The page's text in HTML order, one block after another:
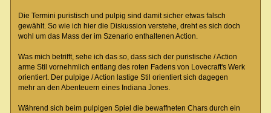
Die Termini puristisch und pulpig sind damit sicher etwas falsch
gewählt. So wie ich hier die Diskussion verstehe, dreht es sich doch
wohl um das Mass der im Szenario enthaltenen Action.
Was mich betrifft, sehe ich das so, dass sich der puristische / Action
arme Stil vornehmlich entlang des roten Fadens von Lovecraft's Werk
orientiert. Der pulpige / Action lastige Stil orientiert sich dagegen
mehr an den Abenteuern eines Indiana Jones.
Während sich beim pulpigen Spiel die bewaffneten Chars durch ein